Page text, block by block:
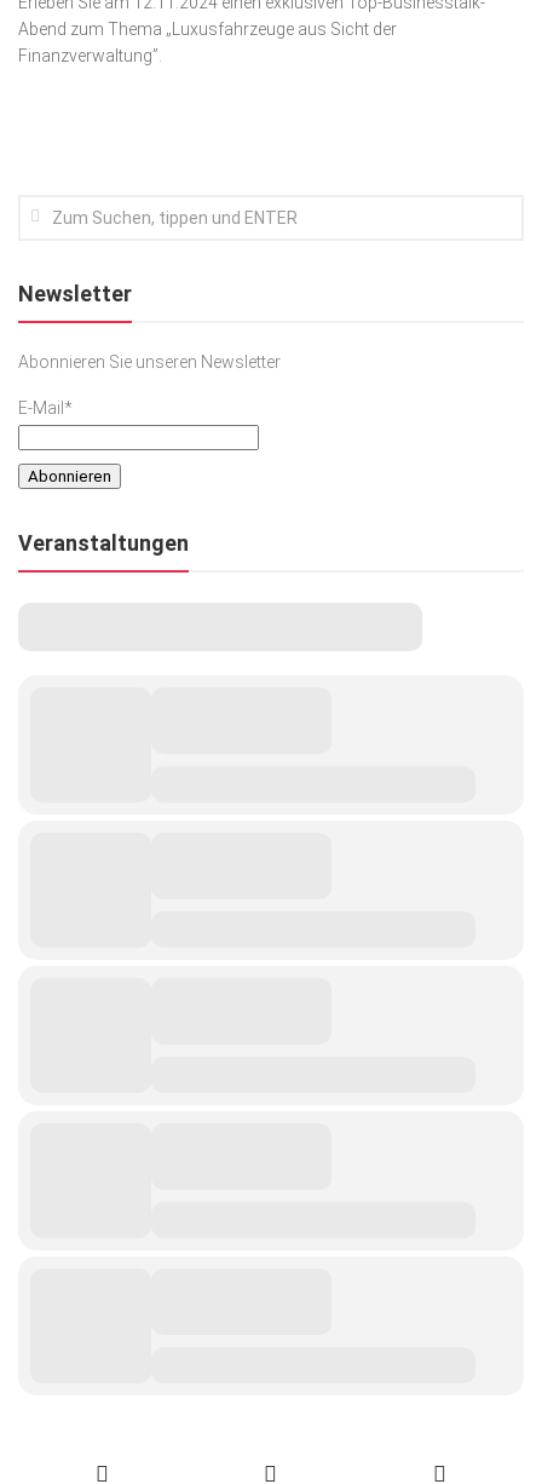
Kunst & Kultur
Top Branchen
Abend zum Thema „Luxusfahrzeuge aus Sicht der
Finanzverwaltung”.
Newsletter
Abonnieren Sie unseren Newsletter
E-Mail*
Veranstaltungen